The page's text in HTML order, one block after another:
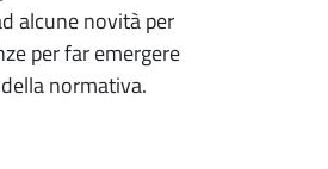
alcune novità per
per far emergere
normativa.